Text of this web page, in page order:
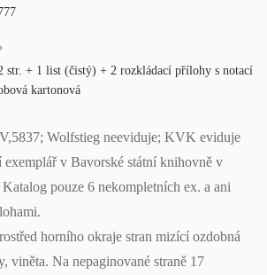
str. + 1 list (čistý) + 2 rozkládací přílohy s notací
kartonová
Wolfstieg neeviduje; KVK eviduje
exemplář v Bavorské státní knihovně v
pouze 6 nekompletních ex. a ani
horního okraje stran mizící ozdobná
viněta. Na nepaginované straně 17